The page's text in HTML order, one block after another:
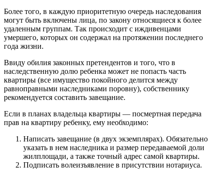
Более того, в каждую приоритетную очередь наследования
могут быть включены лица, по закону относящиеся к более
удаленным группам. Так происходит с иждивенцами
умершего, которых он содержал на протяжении последнего
года жизни.
Ввиду обилия законных претендентов и того, что в
наследственную долю ребенка может не попасть часть
квартиры (все имущество покойного делится между
равноправными наследниками поровну), собственнику
рекомендуется составить завещание.
Если в планах владельца квартиры — посмертная передача
прав на квартиру ребенку, ему необходимо:
Написать завещание (в двух экземплярах). Обязательно
указать в нем наследника и размер передаваемой доли
жилплощади, а также точный адрес самой квартиры.
Подписать волеизъявление в присутствии нотариуса.